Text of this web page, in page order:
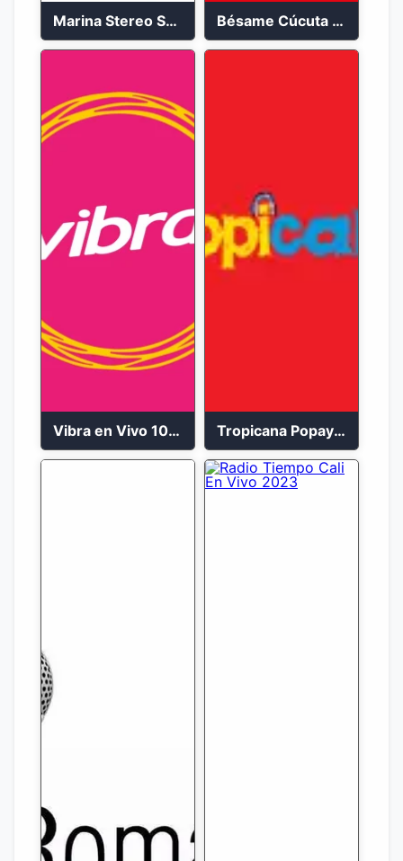
Marina Stereo San Andres 94.5 FM Bésame Cúcuta en vivo 2023
Vibra en Vivo 104.9 FM Bogotá Tropicana Popayán en vivo 106.1 FM